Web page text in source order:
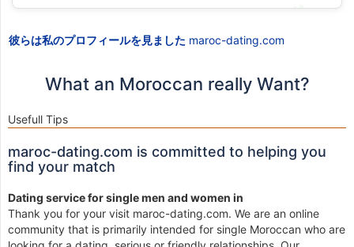
💕
彼らは私のプロフィールを見ました maroc-dating.com
What an Moroccan really Want?
Usefull Tips
maroc-dating.com is committed to helping you
find your match
Dating service for single men and women in
Thank you for your visit maroc-dating.com. We are an online
community that is primarily intended for single Moroccan who are